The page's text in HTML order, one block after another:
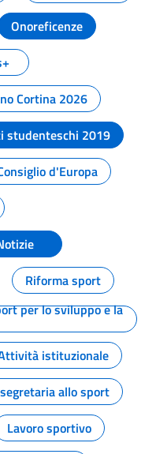
Onoreficenze
Cortina 2026
studenteschi 2019
d'Europa
Riforma sport
per lo sviluppo e la
istituzionale
allo sport
Lavoro sportivo